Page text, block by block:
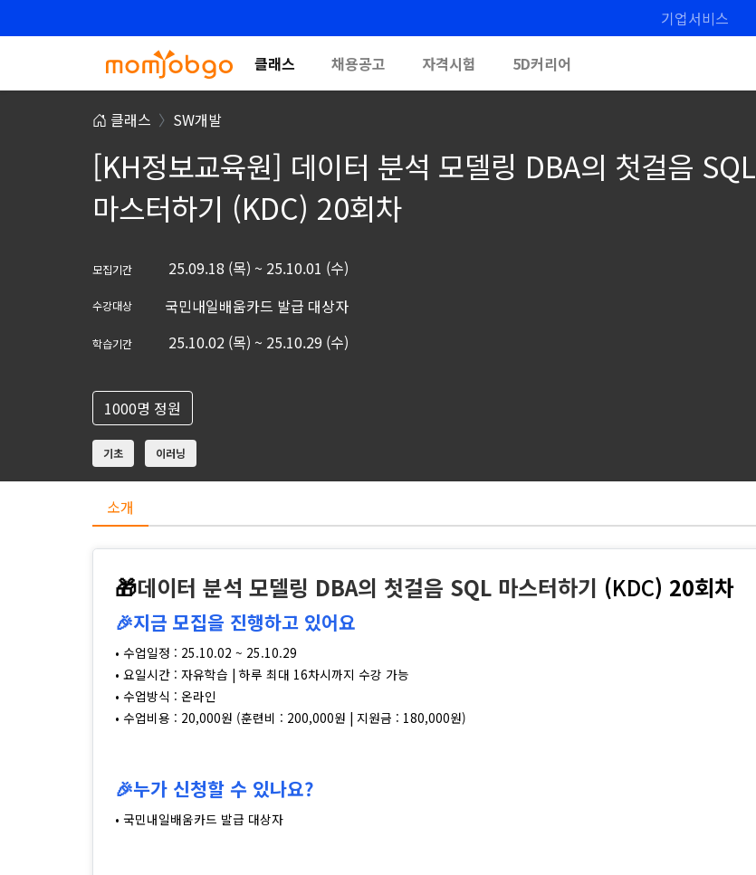
기업서비스
클래스 채용공고 자격시험 5D커리어
클래스 SW개발
[KH정보교육원] 데이터 분석 모델링 DBA의 첫걸음 SQL
마스터하기 (KDC) 20회차
모집기간 25.09.18 (목) ~ 25.10.01 (수)
수강대상 국민내일배움카드 발급 대상자
학습기간 25.10.02 (목) ~ 25.10.29 (수)
1000명 정원
기초 이러닝
소개
🎁데이터 분석 모델링 DBA의 첫걸음 SQL 마스터하기 (KDC) 20회차
🎉지금 모집을 진행하고 있어요
• 수업일정 : 25.10.02 ~ 25.10.29
• 요일시간 : 자유학습 | 하루 최대 16차시까지 수강 가능
• 수업방식 : 온라인
• 수업비용 : 20,000원 (훈련비 : 200,000원 | 지원금 : 180,000원)
🎉누가 신청할 수 있나요?
• 국민내일배움카드 발급 대상자